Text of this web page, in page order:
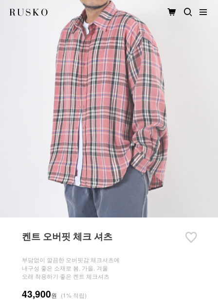
켄트 오버핏 체크 셔츠
부담없이 깔끔한 오버핏감 체크셔츠에
내구성 좋은 소재로 봄, 가을, 겨울
오래 착용하기 좋은 켄트 체크셔츠
43,900원 (1% 적립)